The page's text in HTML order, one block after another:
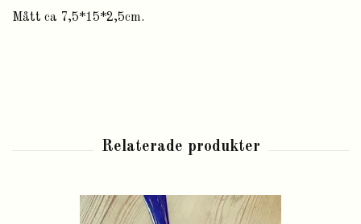
Mått ca 7,5*15*2,5cm.